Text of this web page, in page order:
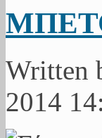
Written
2014